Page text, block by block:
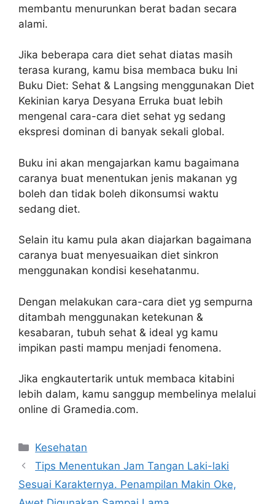
membantu menurunkan berat badan secara
alami.
Jika beberapa cara diet sehat diatas masih
terasa kurang, kamu bisa membaca buku Ini
Buku Diet: Sehat & Langsing menggunakan Diet
Kekinian karya Desyana Erruka buat lebih
mengenal cara-cara diet sehat yg sedang
ekspresi dominan di banyak sekali global.
Buku ini akan mengajarkan kamu bagaimana
caranya buat menentukan jenis makanan yg
boleh dan tidak boleh dikonsumsi waktu
sedang diet.
Selain itu kamu pula akan diajarkan bagaimana
caranya buat menyesuaikan diet sinkron
menggunakan kondisi kesehatanmu.
Dengan melakukan cara-cara diet yg sempurna
ditambah menggunakan ketekunan &
kesabaran, tubuh sehat & ideal yg kamu
impikan pasti mampu menjadi fenomena.
Jika engkautertarik untuk membaca kitabini
lebih dalam, kamu sanggup membelinya melalui
online di Gramedia.com.
Categories
Kesehatan
Tips Menentukan Jam Tangan Laki-laki
Sesuai Karakternya. Penampilan Makin Oke,